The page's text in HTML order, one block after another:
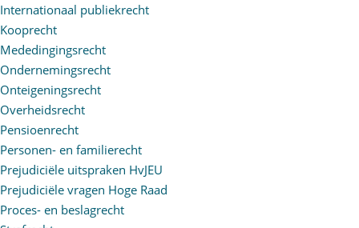
Internationaal publiekrecht
Kooprecht
Mededingingsrecht
Ondernemingsrecht
Onteigeningsrecht
Overheidsrecht
Pensioenrecht
Personen- en familierecht
Prejudiciële uitspraken HvJEU
Prejudiciële vragen Hoge Raad
Proces- en beslagrecht